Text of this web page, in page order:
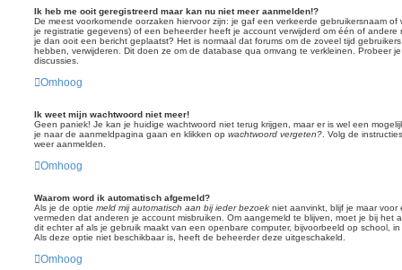
Ik heb me ooit geregistreerd maar kan nu niet meer aanmelden!?
De meest voorkomende oorzaken hiervoor zijn: je gaf een verkeerde gebruikersnaam of
je registratie gegevens) of een beheerder heeft je account verwijderd om één of
je dan ooit een bericht geplaatst? Het is normaal dat forums om de zoveel tijd
hebben, verwijderen. Dit doen ze om de database qua omvang te verkleinen. Probeer
discussies.
Omhoog
Ik weet mijn wachtwoord niet meer!
Geen paniek! Je kan je huidige wachtwoord niet terug krijgen, maar er is wel een
je naar de aanmeldpagina gaan en klikken op wachtwoord vergeten? . Volg de
weer aanmelden.
Omhoog
Waarom word ik automatisch afgemeld?
Als je de optie meld mij automatisch aan bij ieder bezoek niet aanvinkt, blijf je maar
vermeden dat anderen je account misbruiken. Om aangemeld te blijven, moet je bij het
dit echter af als je gebruik maakt van een openbare computer, bijvoorbeeld op school,
Als deze optie niet beschikbaar is, heeft de beheerder deze uitgeschakeld.
Omhoog